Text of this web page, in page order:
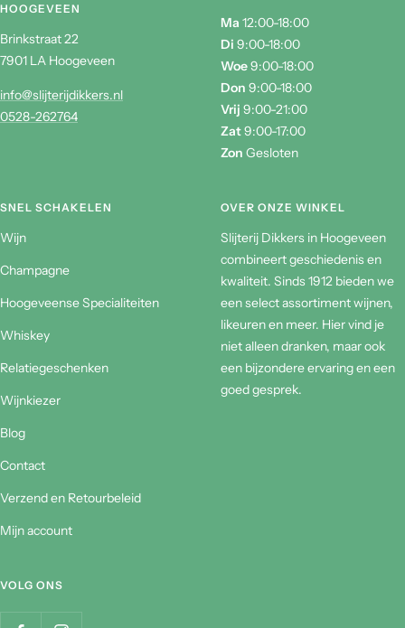
HOOGEVEEN
Brinkstraat 22
7901 LA Hoogeveen
info@slijterijdikkers.nl
0528-262764
Ma 12:00-18:00
Di 9:00-18:00
Woe9:00-18:00
Don 9:00-18:00
Vrij 9:00-21:00
Zat9:00-17:00
Zon Gesloten
SNEL SCHAKELEN
Wijn
Champagne
Hoogeveense Specialiteiten
Whiskey
Relatiegeschenken
Wijnkiezer
Blog
Contact
Verzend en Retourbeleid
Mijn account
OVER ONZE WINKEL
Slijterij Dikkers in Hoogeveen
combineert geschiedenis en
kwaliteit. Sinds 1912 bieden we
een select assortiment wijnen,
likeuren en meer. Hier vind je
niet alleen dranken, maar ook
een bijzondere ervaring en een
goed gesprek.
VOLG ONS